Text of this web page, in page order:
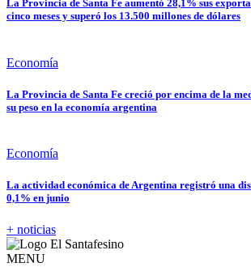
La Provincia de Santa Fe aumentó 28,1% sus
cinco meses y superó los 13.500 millones de dólares
Economía
La Provincia de Santa Fe creció por encima de la
su peso en la economía argentina
Economía
La actividad económica de Argentina registró una
0,1% en junio
+ noticias
MENU